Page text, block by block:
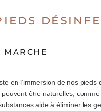
MARCHE
en l’immersion de nos pieds
être naturelles,
aide à éliminer les